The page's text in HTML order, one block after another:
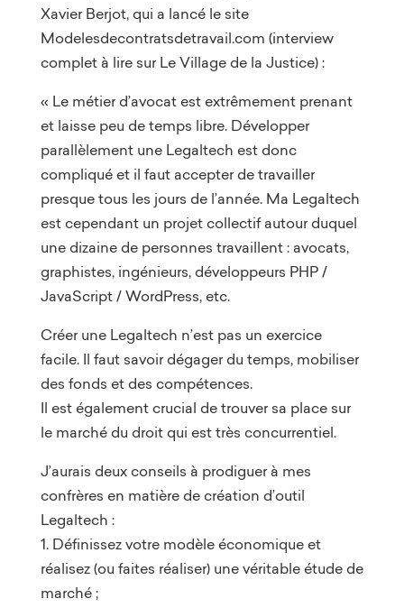
Xavier Berjot, qui a lancé le site
Modelesdecontratsdetravail.com (interview
complet à lire sur Le Village de la Justice) :
« Le métier d’avocat est extrêmement prenant
et laisse peu de temps libre. Développer
parallèlement une Legaltech est donc
compliqué et il faut accepter de travailler
presque tous les jours de l’année. Ma Legaltech
est cependant un projet collectif autour duquel
une dizaine de personnes travaillent : avocats,
graphistes, ingénieurs, développeurs PHP /
JavaScript / WordPress, etc.
Créer une Legaltech n’est pas un exercice
facile. Il faut savoir dégager du temps, mobiliser
des fonds et des compétences.
Il est également crucial de trouver sa place sur
le marché du droit qui est très concurrentiel.
J’aurais deux conseils à prodiguer à mes
confrères en matière de création d’outil
Legaltech :
1. Définissez votre modèle économique et
réalisez (ou faites réaliser) une véritable étude de
marché ;